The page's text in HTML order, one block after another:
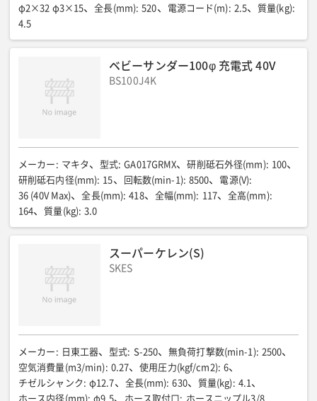
φ2×32 φ3×15
全長(mm): 520 電源コード(m): 2.5 質量(kg):
4.5
ベビーサンダー100φ 充電式 40V
BS100J4K
メーカー : マキタ 型式: GA017GRMX 研削砥石外径(mm): 100
研削砥石内径(mm): 15 回転数(min-1): 8500 電源(V):
36 (40V Max)
全長(mm): 418 全幅(mm): 117 全高(mm):
164
質量(kg): 3.0
スーパーケレン(S)
SKES
メーカー : 日東工器 型式: S-250 無負荷打撃数(min-1): 2500
空気消費量(m3/min): 0.27 使用圧力(kgf/cm2): 6
チゼルシャンク: φ12.7 全長(mm): 630 質量(kg): 4.1
ホース内径(mm): φ9.5 ホース取付口: ホースニップル3/8